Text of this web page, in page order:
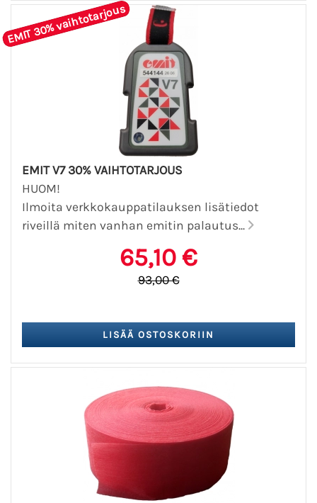
EMIT 30% vaihtotarjous
EMIT V7 30% VAIHTOTARJOUS
HUOM!
Ilmoita verkkokauppatilauksen lisätiedot
riveillä miten vanhan emitin palautus...
65,10 €
93,00 €